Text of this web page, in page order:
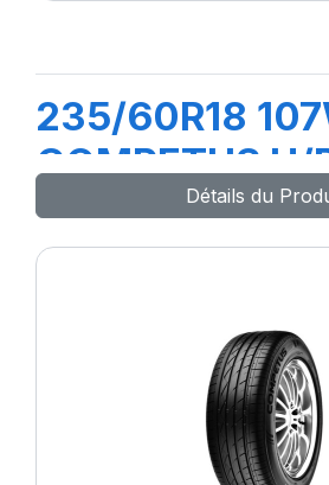
235/60R18
COMPETUS H/
Détails du